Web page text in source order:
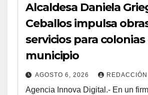
Alcaldesa Daniela
Ceballos impulsa
servicios para colonias
municipio
AGOSTO 6, 2026 REDACCIÓN
Agencia Innova Digital.- En un